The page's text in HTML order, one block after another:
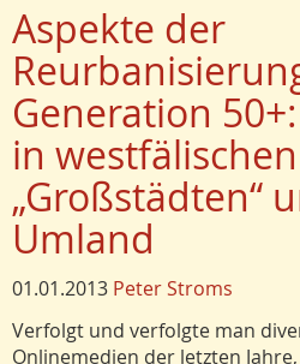
Aspekte der
Generation
in westfälischen
„Großstädten“
Umland
01.01.2013 Peter Stroms
Verfolgt und verfolgte man
Onlinemedien der letzten